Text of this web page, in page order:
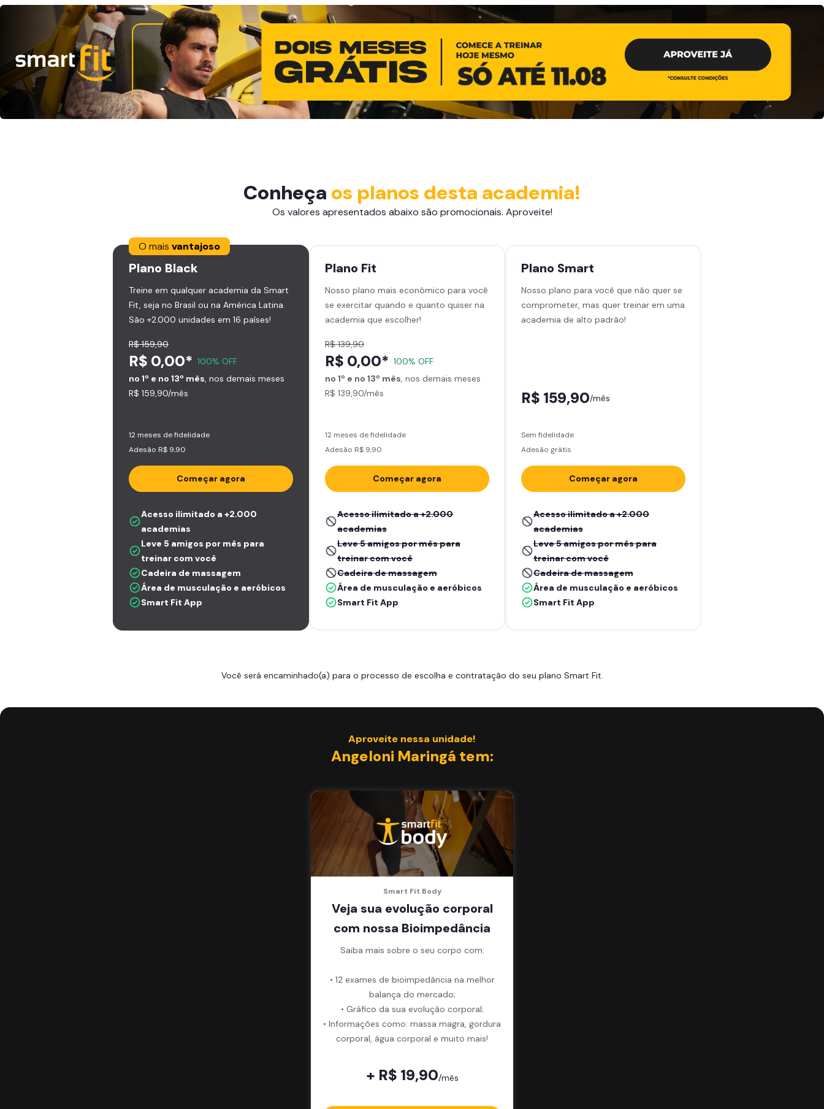
Conheça os planos desta academia!
Os valores apresentados abaixo são promocionais. Aproveite!
O mais vantajoso
Plano Black
Treine em qualquer academia da Smart
Fit, seja no Brasil ou na América Latina.
São +2.000 unidades em 16 países!
R$ 159,90
R$ 0,00* 100% OFF
no 1º e no 13º mês , nos demais meses
R$ 159,90/mês
12 meses de fidelidade
Adesão R$ 9,90
Começar agora
Acesso ilimitado a +2.000
academias
Leve 5 amigos por mês para
treinar com você
Cadeira de massagem
Área de musculação e aeróbicos
Smart Fit App
Plano Fit
Nosso plano mais econômico para você
se exercitar quando e quanto quiser na
academia que escolher!
R$ 139,90
R$ 0,00* 100% OFF
no 1º e no 13º mês , nos demais meses
R$ 139,90/mês
12 meses de fidelidade
Adesão R$ 9,90
Começar agora
Acesso ilimitado a +2.000
academias
Leve 5 amigos por mês para
treinar com você
Cadeira de massagem
Área de musculação e aeróbicos
Smart Fit App
Plano Smart
Nosso plano para você que não quer se
comprometer, mas quer treinar em uma
academia de alto padrão!
R$ 159,90/mês
Sem fidelidade
Adesão grátis
Começar agora
Acesso ilimitado a +2.000
academias
Leve 5 amigos por mês para
treinar com você
Cadeira de massagem
Área de musculação e aeróbicos
Smart Fit App
Você será encaminhado(a) para o processo de escolha e contratação do seu plano Smart Fit.
Aproveite nessa unidade!
Angeloni Maringá tem:
Smart Fit Body
Veja sua evolução corporal
com nossa Bioimpedância
Saiba mais sobre o seu corpo com:
• 12 exames de bioimpedância na melhor
balança do mercado;
• Gráfico da sua evolução corporal;
• Informações como: massa magra, gordura
corporal, água corporal e muito mais!
+ R$ 19,90/mês